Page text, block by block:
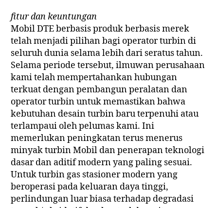
fitur dan keuntungan
Mobil DTE berbasis produk berbasis merek
telah menjadi pilihan bagi operator turbin di
seluruh dunia selama lebih dari seratus tahun.
Selama periode tersebut, ilmuwan perusahaan
kami telah mempertahankan hubungan
terkuat dengan pembangun peralatan dan
operator turbin untuk memastikan bahwa
kebutuhan desain turbin baru terpenuhi atau
terlampaui oleh pelumas kami. Ini
memerlukan peningkatan terus menerus
minyak turbin Mobil dan penerapan teknologi
dasar dan aditif modern yang paling sesuai.
Untuk turbin gas stasioner modern yang
beroperasi pada keluaran daya tinggi,
perlindungan luar biasa terhadap degradasi